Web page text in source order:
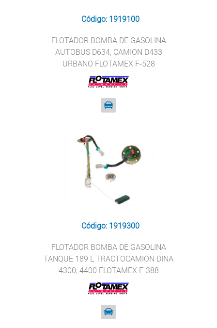
Código: 1919100
FLOTADOR BOMBA DE GASOLINA
AUTOBUS D634, CAMION D433
URBANO FLOTAMEX F-528
Código: 1919300
FLOTADOR BOMBA DE GASOLINA
TANQUE 189 L TRACTOCAMION DINA
4300, 4400 FLOTAMEX F-388